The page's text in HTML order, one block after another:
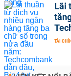
Lãi
TÀI